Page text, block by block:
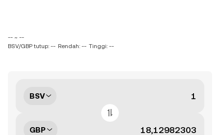
-- ~ --
BSV/GBP tutup: -- Rendah: -- Tinggi: --
BSV
GBP